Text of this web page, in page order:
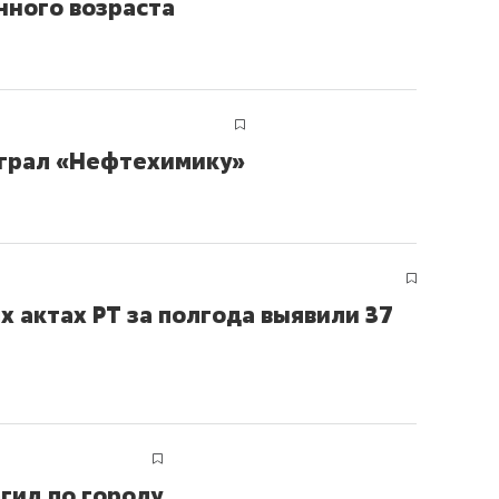
возраста
«Нефтехимику»
РТ за полгода выявили 37